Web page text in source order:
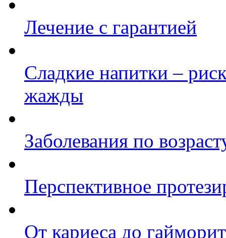
Лечение с гарантией
Сладкие напитки –
жажды
Заболевания по
Перспективное
От кариеса до